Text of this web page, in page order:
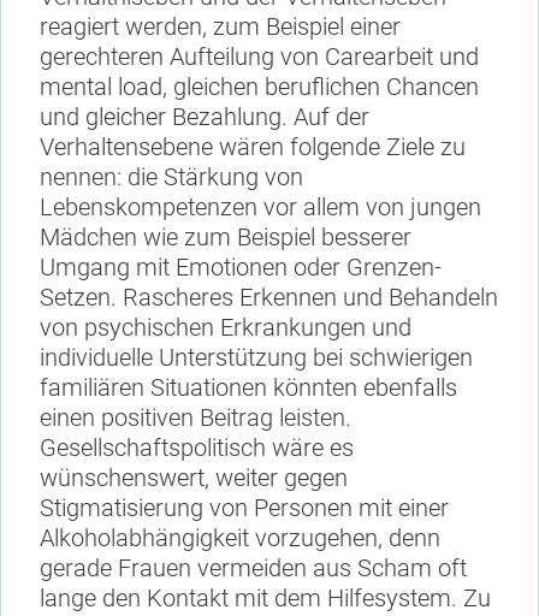
reagiert werden, zum Beispiel einer
gerechteren Aufteilung von Carearbeit und
mental load, gleichen beruflichen Chancen
und gleicher Bezahlung. Auf der
Verhaltensebene wären folgende Ziele zu
nennen: die Stärkung von
Lebenskompetenzen vor allem von jungen
Mädchen wie zum Beispiel besserer
Umgang mit Emotionen oder Grenzen-
Setzen. Rascheres Erkennen und Behandeln
von psychischen Erkrankungen und
individuelle Unterstützung bei schwierigen
familiären Situationen könnten ebenfalls
einen positiven Beitrag leisten.
Gesellschaftspolitisch wäre es
wünschenswert, weiter gegen
Stigmatisierung von Personen mit einer
Alkoholabhängigkeit vorzugehen, denn
gerade Frauen vermeiden aus Scham oft
lange den Kontakt mit dem Hilfesystem. Zu